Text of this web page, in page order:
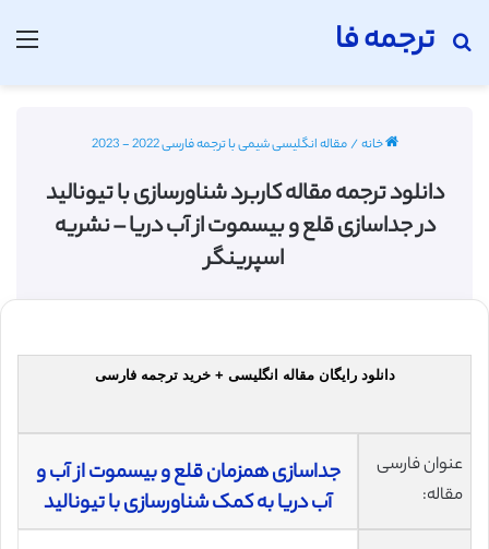
ترجمه فا
جستجو برای
خانه/مقاله انگلیسی شیمی با ترجمه فارسی 2022 - 2023
دانلود ترجمه مقاله کاربرد شناورسازی با تیونالید
در جداسازی قلع و بیسموت از آب دریا – نشریه
اسپرینگر
دانلود رایگان مقاله انگلیسی + خرید ترجمه فارسی
عنوان فارسی
مقاله:
جداسازی همزمان قلع و بیسموت از آب و
آب دریا به کمک شناورسازی با تیونالید